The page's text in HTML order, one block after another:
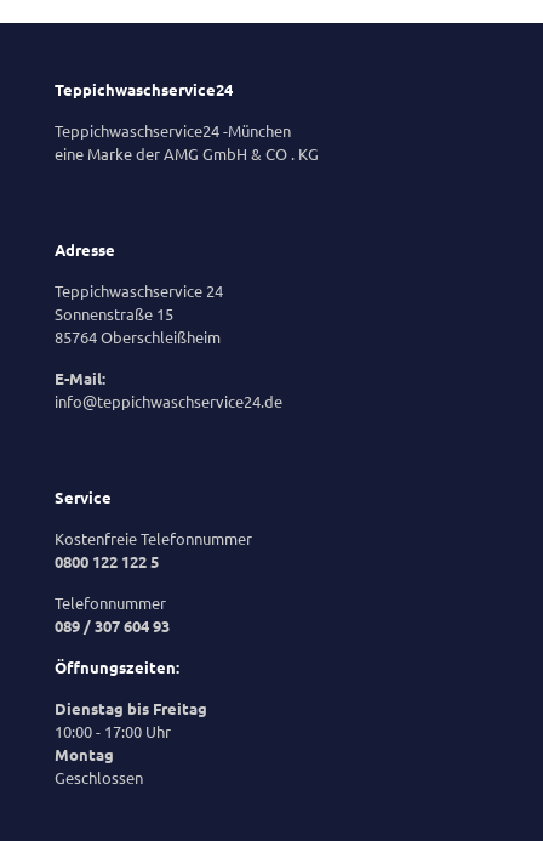
Teppichwaschservice24
Teppichwaschservice24 -München
eine Marke der AMG GmbH & CO . KG
Adresse
Teppichwaschservice 24
Sonnenstraße 15
85764 Oberschleißheim
E-Mail:
info@teppichwaschservice24.de
Service
Kostenfreie Telefonnummer
0800 122 122 5
Telefonnummer
089 / 307 604 93
Öffnungszeiten:
Dienstag bis Freitag
10:00 - 17:00 Uhr
Montag
Geschlossen